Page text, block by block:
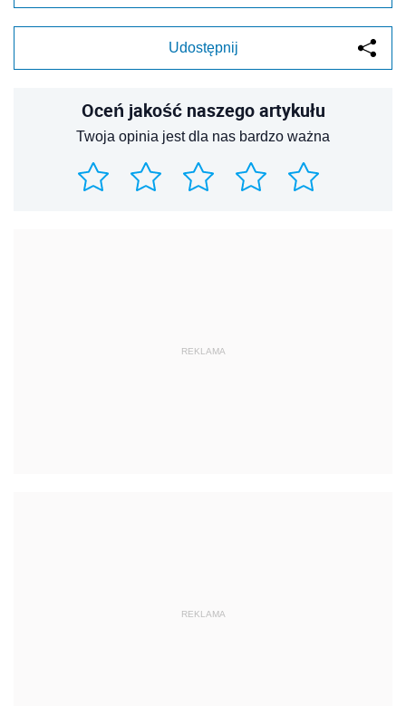
Udostępnij
Oceń jakość naszego artykułu
Twoja opinia jest dla nas bardzo ważna
REKLAMA
REKLAMA